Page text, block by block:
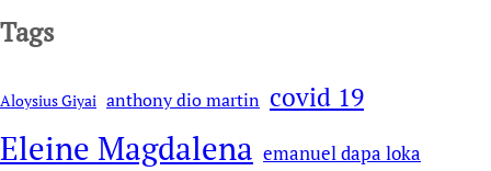
Tags
Aloysius Giyai anthony dio martin covid 19
Eleine Magdalena emanuel dapa loka